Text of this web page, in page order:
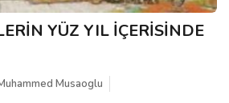
YÜZ YIL İÇERİSİNDE
Musaoglu